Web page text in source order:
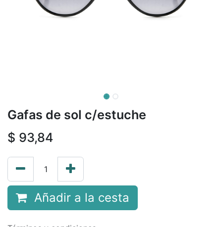
Gafas de sol c/estuche
$ 93,84
Añadir a la cesta